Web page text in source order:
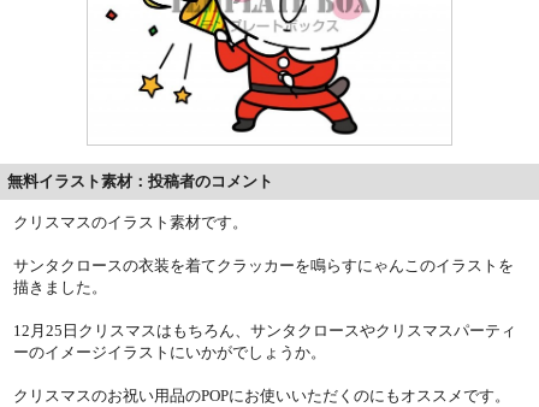
無料イラスト素材：投稿者のコメント
クリスマスのイラスト素材です。
サンタクロースの衣装を着てクラッカーを鳴らすにゃんこのイラストを
描きました。
12月25日クリスマスはもちろん、サンタクロースやクリスマスパーティ
ーのイメージイラストにいかがでしょうか。
クリスマスのお祝い用品のPOPにお使いいただくのにもオススメです。